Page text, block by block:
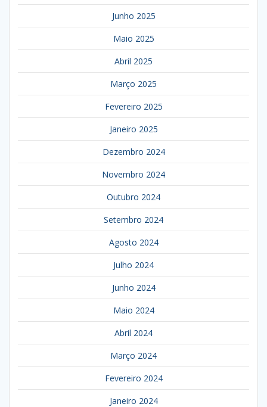
Junho 2025
Maio 2025
Abril 2025
Março 2025
Fevereiro 2025
Janeiro 2025
Dezembro 2024
Novembro 2024
Outubro 2024
Setembro 2024
Agosto 2024
Julho 2024
Junho 2024
Maio 2024
Abril 2024
Março 2024
Fevereiro 2024
Janeiro 2024